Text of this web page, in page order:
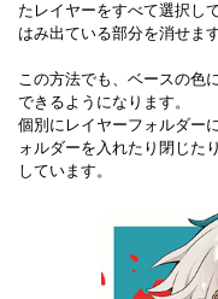
たレイヤーをすべて選択し
はみ出ている部分を消せます
この方法でも、ベースの色
できるようになります。
個別にレイヤーフォルダー
ォルダーを入れたり閉じた
しています。